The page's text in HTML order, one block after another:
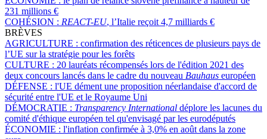
231 millions €
COHÉSION : REACT-EU, l’Italie reçoit 4,7 milliards €
BRÈVES
AGRICULTURE : confirmation des réticences de plusieurs pays de
l’UE sur la stratégie pour les forêts
CULTURE : 20 lauréats récompensés lors de l'édition 2021 des
deux concours lancés dans le cadre du nouveau Bauhaus européen
DÉFENSE : l'UE dément une proposition néerlandaise d'accord de
sécurité entre l'UE et le Royaume Uni
DÉMOCRATIE : Transparency International déplore les lacunes du
comité d'éthique européen tel qu'envisagé par les eurodéputés
ÉCONOMIE : l'inflation confirmée à 3,0% en août dans la zone